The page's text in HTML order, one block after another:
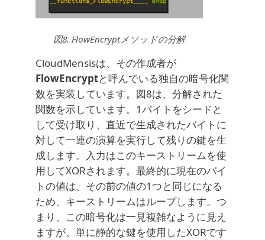
図8. FlowEncryptメソッドの分解
CloudMensisは、その作成者が
FlowEncryptと呼んでいる独自の暗号化関
数を実装しています。図8は、分解された
関数を示しています。1バイトをシードと
して受け取り、直近で生成されたバイトに
対して一連の演算を実行して残りの鍵を生
成します。入力はこのキーストリームを使
用してXORされます。最終的に現在のバイ
トの値は、その前の値の1つと同じになる
ため、キーストリームはループします。つ
まり、この暗号化は一見複雑なように見え
ますが、単に静的な鍵を使用したXORです